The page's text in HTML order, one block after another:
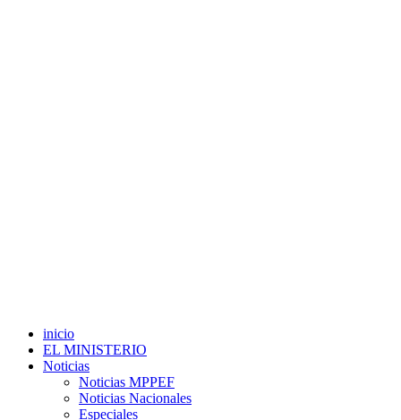
inicio
EL MINISTERIO
Noticias
Noticias MPPEF
Noticias Nacionales
Especiales